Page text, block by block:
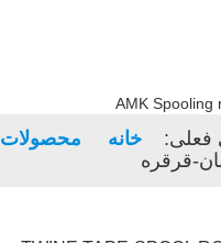
فعلی: خانه
محصولات
قرقره